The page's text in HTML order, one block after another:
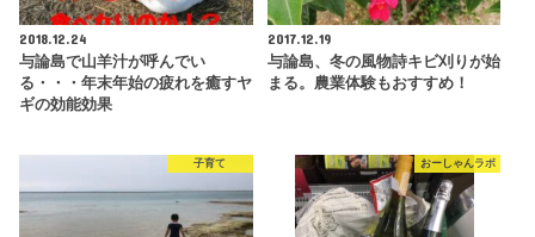
2018.12.24
与論島で山羊汁が呼んでい
る・・・年末年始の疲れを癒すヤ
ギの効能効果
2017.12.19
与論島、冬の風物詩キビ刈りが始
まる。農業体験もおすすめ！
子育て おーしゃんラボ